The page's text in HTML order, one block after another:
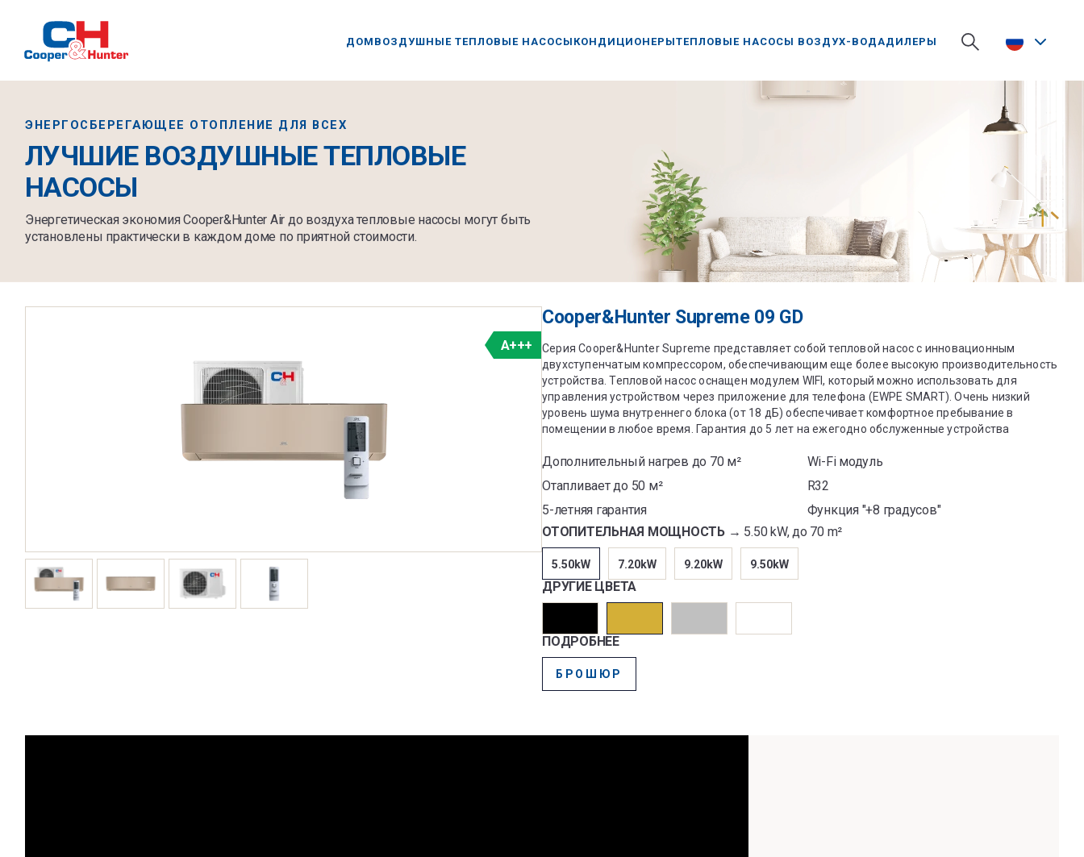
ДОМ ВОЗДУШНЫЕ ТЕПЛОВЫЕ НАСОСЫ КОНДИЦИОНЕРЫТЕПЛОВЫЕ НАСОСЫ ВОЗДУХ-ВОДАДИЛЕРЫ
ЭНЕРГОСБЕРЕГАЮЩЕЕ ОТОПЛЕНИЕ ДЛЯ ВСЕХ
ЛУЧШИЕ ВОЗДУШНЫЕ ТЕПЛОВЫЕ
НАСОСЫ
Энергетическая экономия Cooper&Hunter Air до воздуха тепловые насосы могут быть
установлены практически в каждом доме по приятной стоимости.
A+++
Cooper&Hunter Supreme 09 GD
Серия Cooper&Hunter Supreme представляет собой тепловой насос с инновационным
двухступенчатым компрессором, обеспечивающим еще более высокую производительность
устройства. Тепловой насос оснащен модулем WIFI, который можно использовать для
управления устройством через приложение для телефона (EWPE SMART). Очень низкий
уровень шума внутреннего блока (от 18 дБ) обеспечивает комфортное пребывание в
помещении в любое время. Гарантия до 5 лет на ежегодно обслуженные устройства
Дополнительный нагрев до 70 м²
Отапливает до 50 м²
5-летняя гарантия
Wi-Fi модуль
R32
Функция "+8 градусов"
ОТОПИТЕЛЬНАЯ МОЩНОСТЬ → 5.50 kW, до 70 m²
5.50kW 7.20kW 9.20kW 9.50kW
ДРУГИЕ ЦВЕТА
ПОДРОБНЕЕ
БРОШЮР